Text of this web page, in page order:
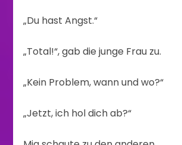
„Du hast Angst.“
„Total!“, gab die junge Frau zu.
„Kein Problem, wann und wo?“
„Jetzt, ich hol dich ab?“